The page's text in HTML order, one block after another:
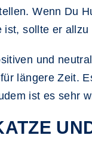
Wenn Du
sollte er
und
längere Zeit.
ist es sehr